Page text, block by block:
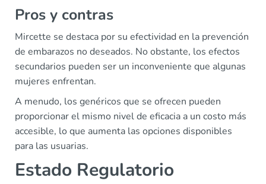
Pros y contras
Mircette se destaca por su efectividad en la prevención
de embarazos no deseados. No obstante, los efectos
secundarios pueden ser un inconveniente que algunas
mujeres enfrentan.
A menudo, los genéricos que se ofrecen pueden
proporcionar el mismo nivel de eficacia a un costo más
accesible, lo que aumenta las opciones disponibles
para las usuarias.
Estado Regulatorio